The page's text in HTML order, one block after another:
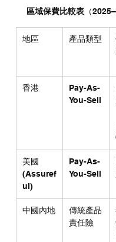
區域保費比較表（
地區 產品類型
香港
Pay-As-
You-Sell
美國
(Assuref
ul)
Pay-As-
You-Sell
中國內地
傳統產品
責任險